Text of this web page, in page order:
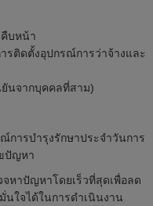
บหน้า
รติดตั้งอุปกรณ์การว่าจ้างและ
ยันจากบุคคลที่สาม)
การบำรุงรักษาประจำวันการ
ปัญหา
หาปัญหาโดยเร็วที่สุดเพื่อลด
นใจได้ในการดำเนินงาน